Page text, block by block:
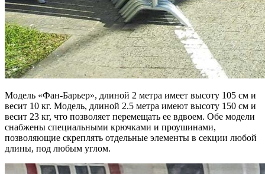
Модель «Фан-Барьер», длиной 2 метра имеет высоту 105 см и
весит 10 кг. Модель, длиной 2.5 метра имеют высоту 150 см и
весит 23 кг, что позволяет перемещать ее вдвоем. Обе модели
снабжены специальными крючками и проушинами,
позволяющие скреплять отдельные элементы в секции любой
длины, под любым углом.